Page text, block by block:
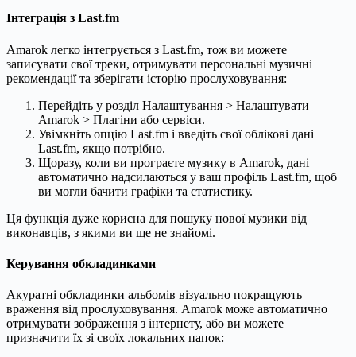
Інтеграція з Last.fm
Amarok легко інтегрується з Last.fm, тож ви можете
записувати свої треки, отримувати персональні музичні
рекомендації та зберігати історію прослуховування:
Перейдіть у розділ Налаштування > Налаштувати
Amarok > Плагіни або сервіси.
Увімкніть опцію Last.fm і введіть свої облікові дані
Last.fm, якщо потрібно.
Щоразу, коли ви програєте музику в Amarok, дані
автоматично надсилаються у ваш профіль Last.fm, щоб
ви могли бачити графіки та статистику.
Ця функція дуже корисна для пошуку нової музики від
виконавців, з якими ви ще не знайомі.
Керування обкладинками
Акуратні обкладинки альбомів візуально покращують
враження від прослуховування. Amarok може автоматично
отримувати зображення з інтернету, або ви можете
призначити їх зі своїх локальних папок: